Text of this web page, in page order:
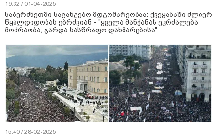
19:32 / 01-04-2025
საბერძნეთში საგანგებო მდგომარეობაა: ქვეყანაში ძლიერ
წყალდიდობას ებრძვიან - "ყველა მანქანას ეკრძალება
მოძრაობა, გარდა სასწრაფო დახმარებისა"
15:40 / 28-02-2025